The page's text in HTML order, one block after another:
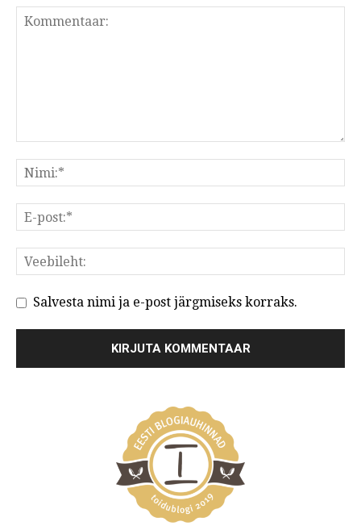
Salvesta nimi ja e-post järgmiseks korraks.